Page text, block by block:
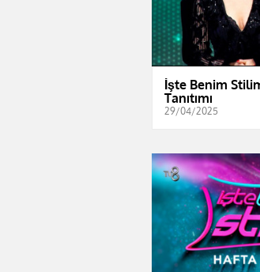
İşte Benim
Tanıtımı
29/04/2025